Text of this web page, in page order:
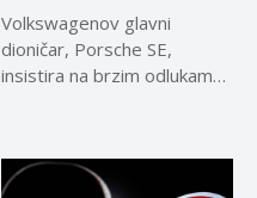
Volkswagenov glavni
dioničar, Porsche SE,
insistira na brzim odlukama